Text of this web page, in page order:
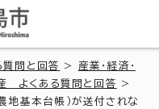
質問と回答 > 産業・経済・
よくある質問と回答
>
地基本台帳）が送付されな